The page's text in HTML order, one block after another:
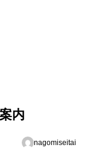
内
nagomiseitai